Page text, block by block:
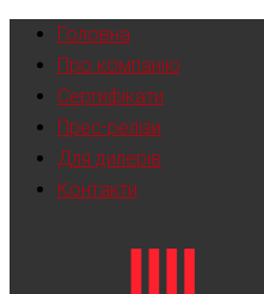
Головна
Про компанію
Сертифікати
Прес-релізи
Для дилерів
Контакти